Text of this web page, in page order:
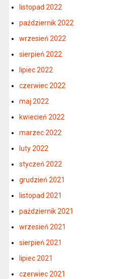
listopad 2022
październik 2022
wrzesień 2022
sierpień 2022
lipiec 2022
czerwiec 2022
maj 2022
kwiecień 2022
marzec 2022
luty 2022
styczeń 2022
grudzień 2021
listopad 2021
październik 2021
wrzesień 2021
sierpień 2021
lipiec 2021
czerwiec 2021